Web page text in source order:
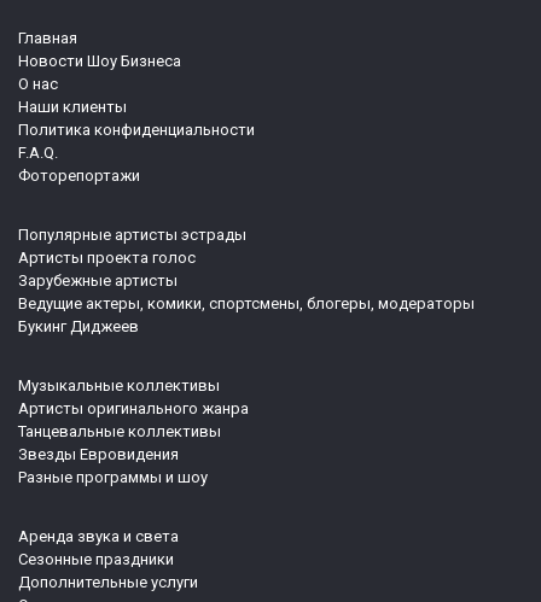
Главная
Новости Шоу Бизнеса
О нас
Наши клиенты
Политика конфиденциальности
F.A.Q.
Фоторепортажи
Популярные артисты эстрады
Артисты проекта голос
Зарубежные артисты
Ведущие актеры, комики, спортсмены, блогеры, модераторы
Букинг Диджеев
Музыкальные коллективы
Артисты оригинального жанра
Танцевальные коллективы
Звезды Евровидения
Разные программы и шоу
Аренда звука и света
Сезонные праздники
Дополнительные услуги